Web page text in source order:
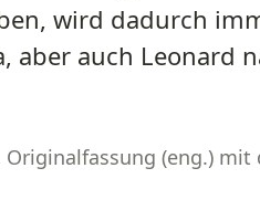
wird dadurch
aber auch Leonard
Originalfassung (eng.) mit